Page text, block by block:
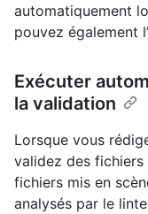
automatiquement
pouvez également
Exécuter
la validation
Lorsque vous
validez des
fichiers mis en
analysés par le